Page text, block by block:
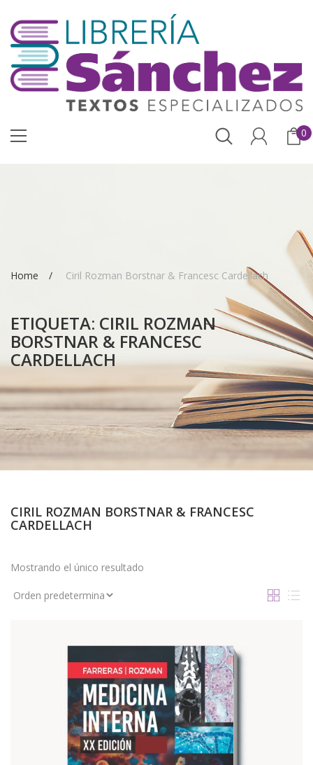
0
Home Ciril Rozman Borstnar & Francesc Cardellach
ETIQUETA: CIRIL ROZMAN
BORSTNAR & FRANCESC
CARDELLACH
CIRIL ROZMAN BORSTNAR & FRANCESC
CARDELLACH
Mostrando el único resultado